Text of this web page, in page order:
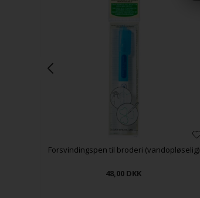
Forsvindingspen til broderi (vandopløselig)
48,00 DKK